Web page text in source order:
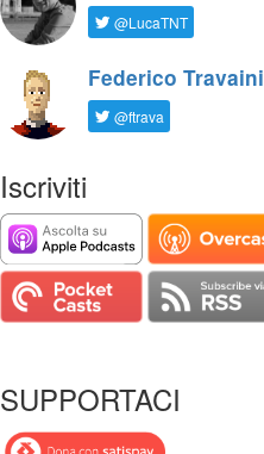
@LucaTNT
Federico Travaini
@ftrava
Iscriviti
SUPPORTACI